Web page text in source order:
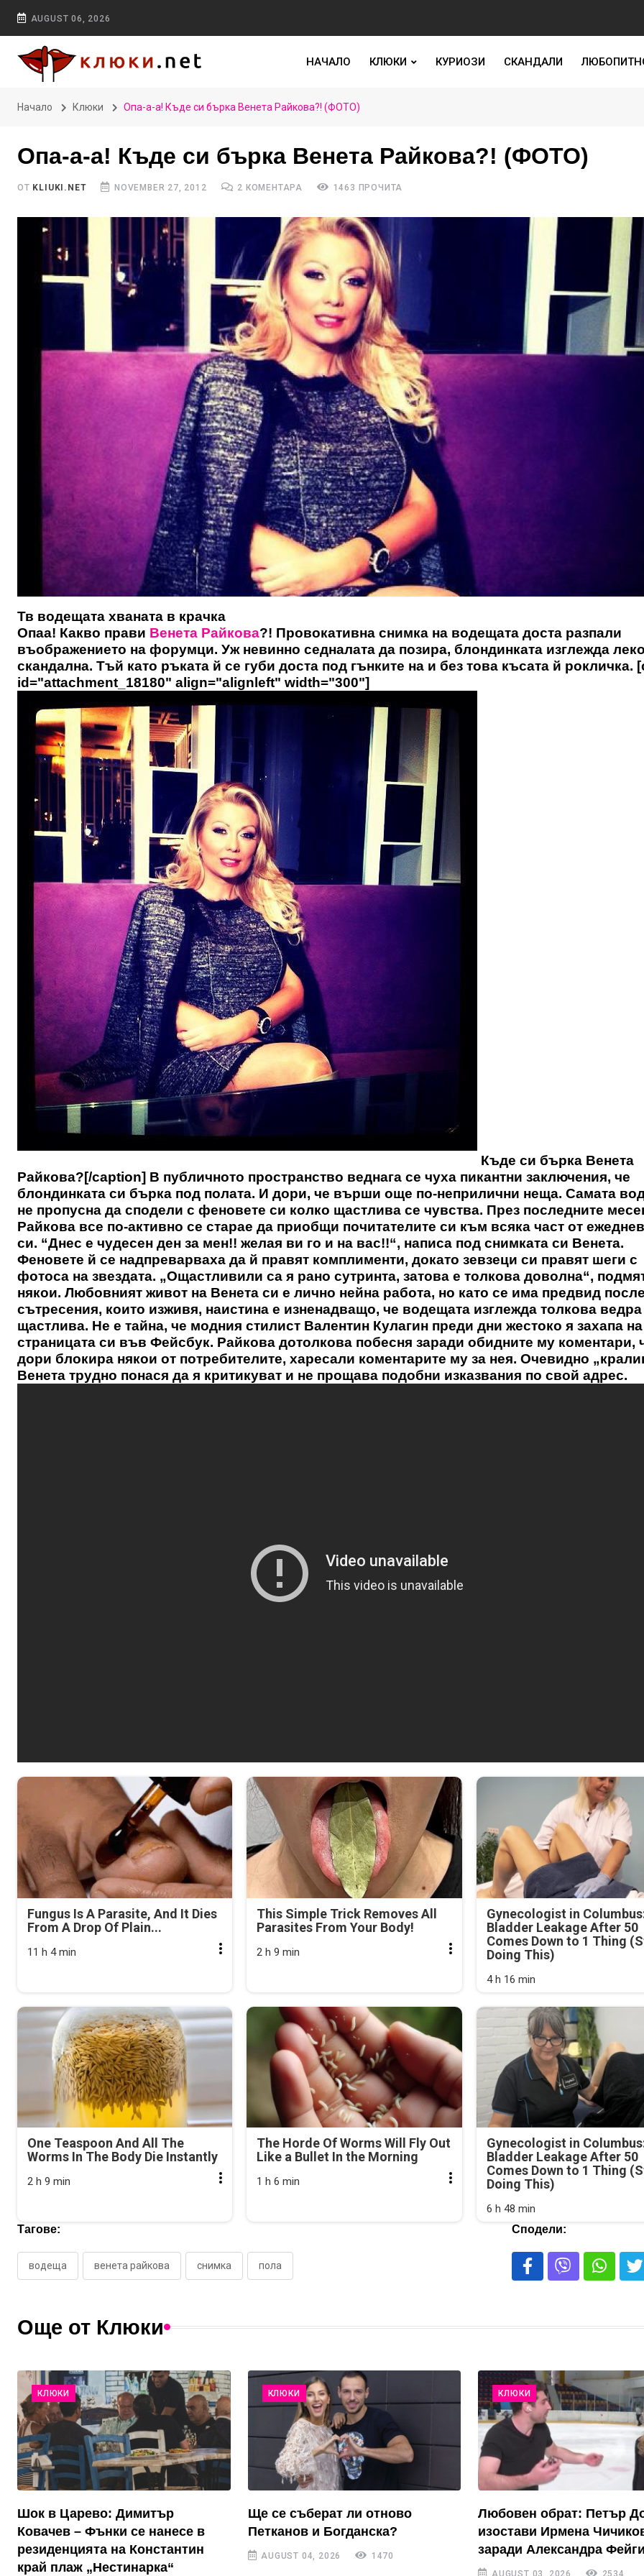
AUGUST 06, 2026
НАЧАЛО КЛЮКИ КУРИОЗИ СКАНДАЛИ
Начало Клюки Опа-а-а! Къде си бърка Венета Райкова?! (ФОТО)
Опа-а-а! Къде си бърка Венета Райкова?! (ФОТО)
ОТ KLIUKI.NET NOVEMBER 27, 2012 2 КОМЕНТАРА 1463 ПРОЧИТА
Тв водещата хваната в крачка
Опаа! Какво прави Венета Райкова?! Провокативна снимка на водещата доста разпали
въображението на форумци. Уж невинно седналата да позира, блондинката изглежда
скандална. Тъй като ръката й се губи доста под гънките на и без това късата й рокличка.
id="attachment_18180" align="alignleft" width="300"]
Къде си бърка Венета
Райкова?[/caption] В публичното пространство веднага се чуха пикантни заключения, че
блондинката си бърка под полата. И дори, че върши още по-неприлични неща. Самата
не пропусна да сподели с феновете си колко щастлива се чувства. През последните
Райкова все по-активно се старае да приобщи почитателите си към всяка част от
си. “Днес е чудесен ден за мен!! желая ви го и на вас!!“, написа под снимката си Венета.
Феновете й се надпреварваха да й правят комплименти, докато зевзеци си правят шеги с
фотоса на звездата. „Ощастливили са я рано сутринта, затова е толкова доволна“,
някои. Любовният живот на Венета си е лично нейна работа, но като се има предвид
сътресения, които изживя, наистина е изненадващо, че водещата изглежда толкова
щастлива. Не е тайна, че модния стилист Валентин Кулагин преди дни жестоко я захапа на
страницата си във Фейсбук. Райкова дотолкова побесня заради обидните му коментари,
дори блокира някои от потребителите, харесали коментарите му за нея. Очевидно
Венета трудно понася да я критикуват и не прощава подобни изказвания по свой адрес.
Fungus Is A Parasite, And It Dies
From A Drop Of Plain...
11 h 4 min
This Simple Trick Removes All
Parasites From Your Body!
2 h 9 min
Gynecologist in
Bladder Leakage After 50
Comes Down to 1 Thing
Doing This)
4 h 16 min
One Teaspoon And All The
Worms In The Body Die Instantly
2 h 9 min
The Horde Of Worms Will Fly Out
Like a Bullet In the Morning
1 h 6 min
Gynecologist in
Bladder Leakage After 50
Comes Down to 1 Thing
Doing This)
6 h 48 min
Тагове:
водеща венета райкова снимка пола
Сподели:
Още от Клюки
КЛЮКИ
Шок в Царево: Димитър
Ковачев – Фънки се нанесе в
резиденцията на Константин
край плаж „Нестинарка“
КЛЮКИ
Ще се съберат ли отново
Петканов и Богданска?
AUGUST 04, 2026 1470
КЛЮКИ
Любовен обрат: Петър
изостави Ирмена
заради Александра
AUGUST 03, 2026 2534